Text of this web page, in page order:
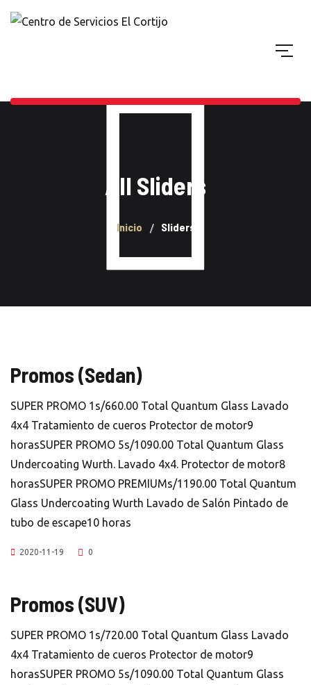
All Sliders
Inicio Sliders
Promos (Sedan)
SUPER PROMO 1s/660.00 Total Quantum Glass Lavado
4x4 Tratamiento de cueros Protector de motor9
horasSUPER PROMO 5s/1090.00 Total Quantum Glass
Undercoating Wurth. Lavado 4x4. Protector de motor8
horasSUPER PROMO PREMIUMs/1190.00 Total Quantum
Glass Undercoating Wurth Lavado de Salón Pintado de
tubo de escape10 horas
2020-11-19 0
Promos (SUV)
SUPER PROMO 1s/720.00 Total Quantum Glass Lavado
4x4 Tratamiento de cueros Protector de motor9
horasSUPER PROMO 5s/1090.00 Total Quantum Glass